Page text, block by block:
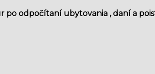
po odpočítaní ubytovania , daní a